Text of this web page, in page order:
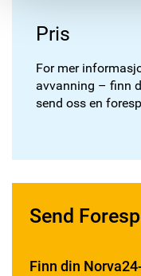
Pris
For mer
avvanning – finn
send oss en
Send
Finn din